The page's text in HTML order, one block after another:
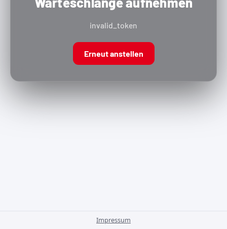
invalid_token
Erneut anstellen
Impressum